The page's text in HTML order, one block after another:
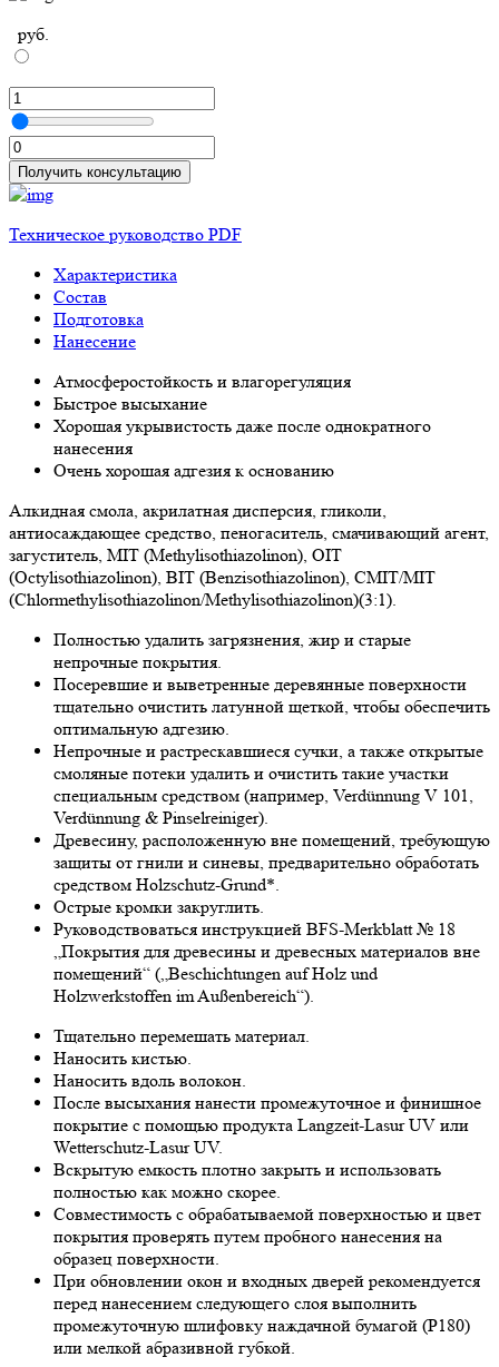
руб.
л Получить консультацию
Техническое руководство PDF
Характеристика
Состав
Подготовка
Нанесение
Атмосферостойкость и влагорегуляция
Быстрое высыхание
Хорошая укрывистость даже после однократного
нанесения
Очень хорошая адгезия к основанию
Алкидная смола, акрилатная дисперсия, гликоли,
антиосаждающее средство, пеногаситель, смачивающий агент,
загуститель, MIT (Methylisothiazolinon), OIT
(Octylisothiazolinon), BIT (Benzisothiazolinon), CMIT/MIT
(Chlormethylisothiazolinon/Methylisothiazolinon)(3:1).
Полностью удалить загрязнения, жир и старые
непрочные покрытия.
Посеревшие и выветренные деревянные поверхности
тщательно очистить латунной щеткой, чтобы обеспечить
оптимальную адгезию.
Непрочные и растрескавшиеся сучки, а также открытые
смоляные потеки удалить и очистить такие участки
специальным средством (например, Verdünnung V 101,
Verdünnung & Pinselreiniger).
Древесину, расположенную вне помещений, требующую
защиты от гнили и синевы, предварительно обработать
средством Holzschutz-Grund*.
Острые кромки закруглить.
Руководствоваться инструкцией BFS-Merkblatt № 18
„Покрытия для древесины и древесных материалов вне
помещений“ („Beschichtungen auf Holz und
Holzwerkstoffen im Außenbereich“).
Тщательно перемешать материал.
Наносить кистью.
Наносить вдоль волокон.
После высыхания нанести промежуточное и финишное
покрытие с помощью продукта Langzeit-Lasur UV или
Wetterschutz-Lasur UV.
Вскрытую емкость плотно закрыть и использовать
полностью как можно скорее.
Совместимость с обрабатываемой поверхностью и цвет
покрытия проверять путем пробного нанесения на
образец поверхности.
При обновлении окон и входных дверей рекомендуется
перед нанесением следующего слоя выполнить
промежуточную шлифовку наждачной бумагой (Р180)
или мелкой абразивной губкой.